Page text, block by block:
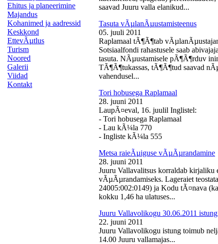
Ehitus ja planeerimine
Majandus
Kohanimed ja aadressid
Keskkond
EttevÃµtlus
Turism
Noored
Galerii
Viidad
Kontakt
saavad Juuru valla elanikud...
Tasuta vÃµlanÃµustamisteenus
05. juuli 2011
Raplamaal tÃ¶Ã¶tab
Sotsiaalfondi rahastusele saab
tasuta. NÃµustamisele pÃ¶Ã¶rduv
TÃ¶Ã¶tukassas, tÃ¶Ã¶tud saavad
vahendusel...
Tori hobusega Raplamaal
28. juuni 2011
LaupÃ¤eval, 16. juulil Inglistel:
- Tori hobusega Raplamaal
- Lau kÃ¼la 770
- Ingliste kÃ¼la 555
Metsa raieÃµiguse vÃµÃµrandamine
28. juuni 2011
Juuru Vallavalitsus korraldab kirjaliku
vÃµÃµrandamiseks. Lageraiet
24005:002:0149) ja Kodu tÃ¤nava
kokku 1,46 ha ulatuses...
Juuru Vallavolikogu 30.06.2011 istung
22. juuni 2011
Juuru Vallavolikogu istung toimub
14.00 Juuru vallamajas...